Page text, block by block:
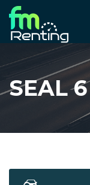
SEAL 6